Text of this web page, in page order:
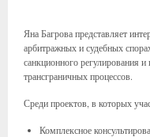
Яна Багрова представляет
арбитражных и судебных
санкционного регулирования
трансграничных процессов.
Среди проектов, в которых
Комплексное